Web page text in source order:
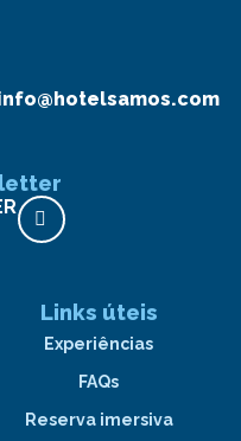
Links úteis
Experiências
FAQs
Reserva imersiva